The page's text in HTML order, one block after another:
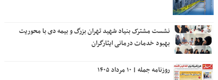
نشست مشترک بنیاد شهید تهران بزرگ و بیمه دی با محوریت
بهبود خدمات درمانی ایثارگران
روزنامه جمله | ۱۰ مرداد ۱۴۰۵